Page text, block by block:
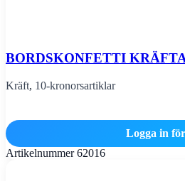
BORDSKONFETTI
Kräft, 10-kronorsartiklar
Logga in
Artikelnummer62016